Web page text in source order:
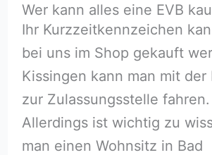
Wer kann alles eine EVB
Ihr Kurzzeitkennzeichen
bei uns im Shop gekauft
Kissingen kann man mit der
zur Zulassungsstelle fahren.
Allerdings ist wichtig zu
man einen Wohnsitz in Bad